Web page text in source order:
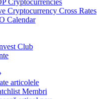
Cryptocurrencies
Cryptocurrency Cross Rates
Calendar
Club
articolele
Membri